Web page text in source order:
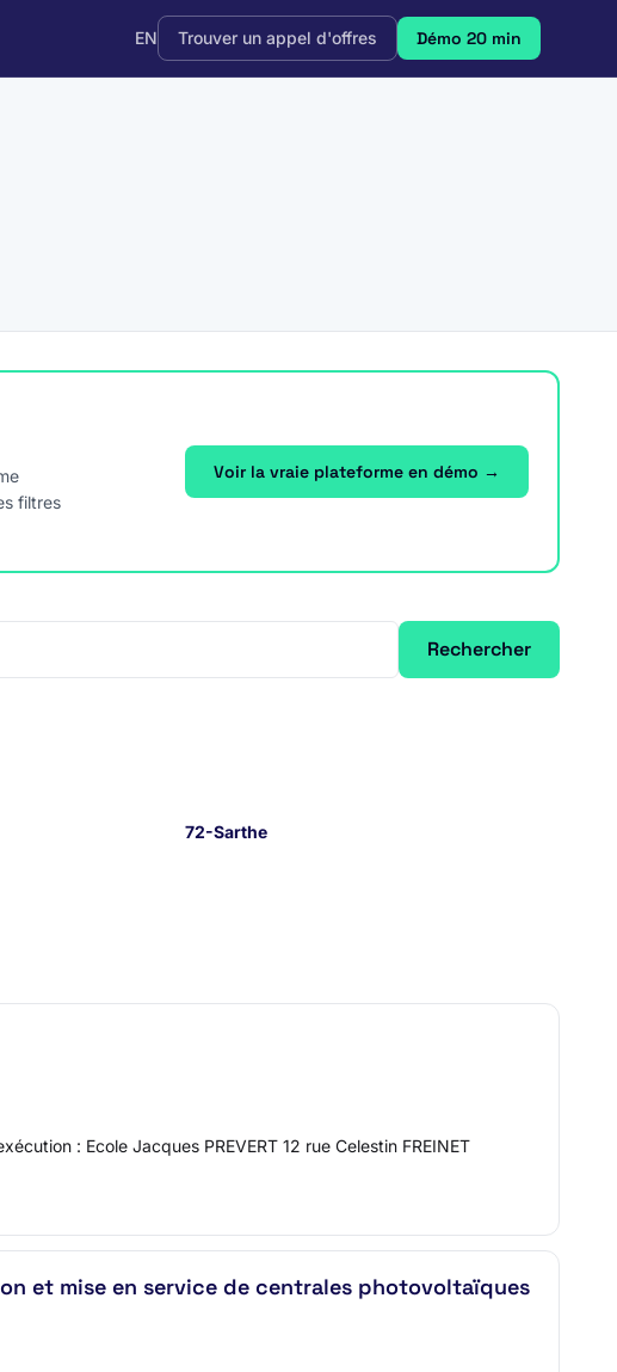
EN Trouver un appel d'offres Démo 20 min
filtres
Voir la vraie plateforme en démo →
Rechercher
72-Sarthe
: Ecole Jacques PREVERT 12 rue Celestin FREINET
et mise en service de centrales photovoltaïques